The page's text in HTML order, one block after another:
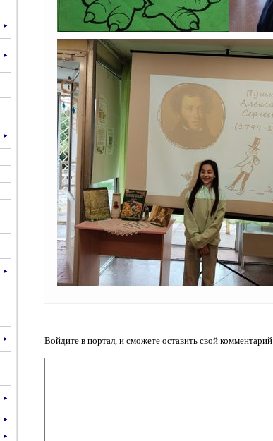
►
►
►
►
►
►
►
►
Войдите в портал, и сможете оставить свой комментарий